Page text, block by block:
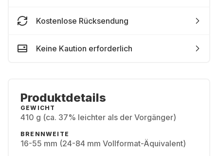
Kostenlose Rücksendung
Keine Kaution erforderlich
Produktdetails
GEWICHT
410 g (ca. 37% leichter als der Vorgänger)
BRENNWEITE
16-55 mm (24-84 mm Vollformat-Äquivalent)